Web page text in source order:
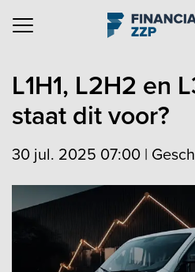
Navigation
L1H1, L2H2 en
staat dit voor?
30 jul. 2025 07:00 |